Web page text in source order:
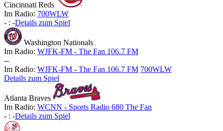
Cincinnati Reds
Im Radio: 700WLW
- : -Details zum Spiel
Washington Nationals
Im Radio: WJFK-FM - The Fan 106.7 FM
--
Im Radio: WJFK-FM - The Fan 106.7 FM 700WLW
Details zum Spiel
Atlanta Braves
Im Radio: WCNN - Sports Radio 680 The Fan
- : -Details zum Spiel